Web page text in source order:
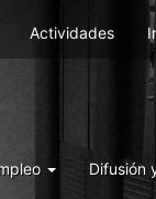
Actividades
Difusión